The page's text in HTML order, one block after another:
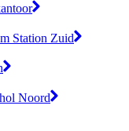
Station Zuid
Noord